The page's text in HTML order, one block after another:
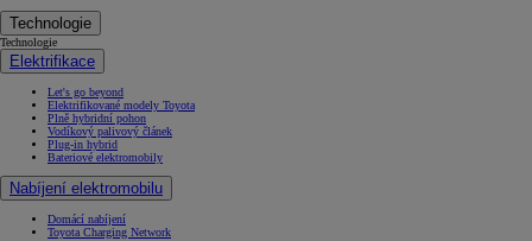
Technologie
Technologie
Elektrifikace
Let's go beyond
Elektrifikované modely Toyota
Plně hybridní pohon
Vodíkový palivový článek
Plug-in hybrid
Bateriové elektromobily
Nabíjení elektromobilu
Domácí nabíjení
Toyota Charging Network